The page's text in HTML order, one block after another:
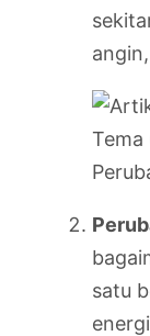
satu